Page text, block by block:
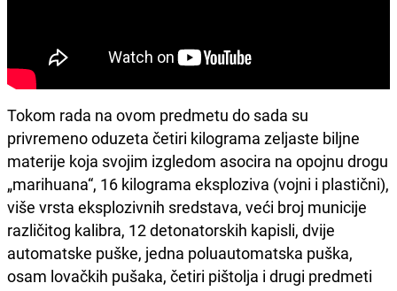
Tokom rada na ovom predmetu do sada su
privremeno oduzeta četiri kilograma zeljaste biljne
materije koja svojim izgledom asocira na opojnu drogu
„marihuana“, 16 kilograma eksploziva (vojni i plastični),
više vrsta eksplozivnih sredstava, veći broj municije
različitog kalibra, 12 detonatorskih kapisli, dvije
automatske puške, jedna poluautomatska puška,
osam lovačkih pušaka, četiri pištolja i drugi predmeti